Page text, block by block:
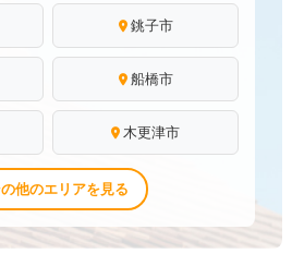
銚子市
船橋市
木更津市
他のエリアを見る